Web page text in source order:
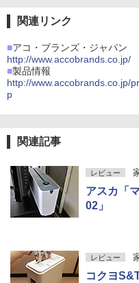
関連リンク
■アコ・ブランズ・ジャパン
http://www.accobrands.co.jp/
■製品情報
http://www.accobrands.co.jp/
p
関連記事
レビュー
アスカ「
02」
レビュー
コクヨ